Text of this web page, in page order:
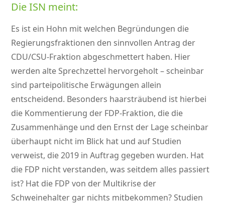
Die ISN meint:
Es ist ein Hohn mit welchen Begründungen die
Regierungsfraktionen den sinnvollen Antrag der
CDU/CSU-Fraktion abgeschmettert haben. Hier
werden alte Sprechzettel hervorgeholt – scheinbar
sind parteipolitische Erwägungen allein
entscheidend. Besonders haarsträubend ist hierbei
die Kommentierung der FDP-Fraktion, die die
Zusammenhänge und den Ernst der Lage scheinbar
überhaupt nicht im Blick hat und auf Studien
verweist, die 2019 in Auftrag gegeben wurden. Hat
die FDP nicht verstanden, was seitdem alles passiert
ist? Hat die FDP von der Multikrise der
Schweinehalter gar nichts mitbekommen? Studien